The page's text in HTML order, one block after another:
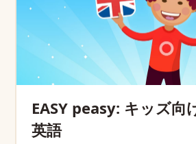
EASY peasy: キッズ向
英語